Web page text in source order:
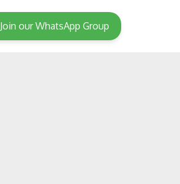
Join our WhatsApp Group